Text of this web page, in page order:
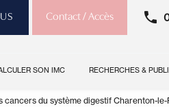
Contact / Accès
SON IMC RECHERCHES &
cancers du système digestif Charenton-